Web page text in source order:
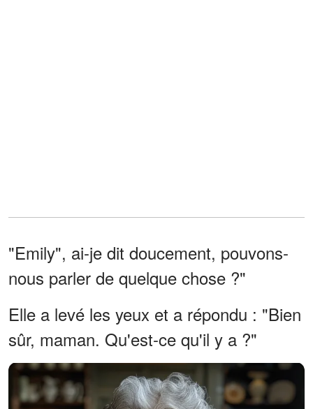
"Emily", ai-je dit doucement, pouvons-
nous parler de quelque chose ?"
Elle a levé les yeux et a répondu : "Bien
sûr, maman. Qu'est-ce qu'il y a ?"